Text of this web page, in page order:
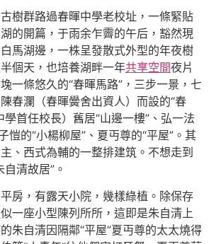
樹群路過春暉中學老校址，一條緊貼
的開篇，于雨余乍霽的午后，豁然現
馬湖邊，一株呈發散式外型的年夜樹
個天，也培養湖畔一年共享空間夜片
一條悠久的“春暉馬路”，三步一景，七
春瀾（春暉黌舍出資人）而設的“春
首任校長）舊居“山邊一樓”、弘一法
愷的“小楊柳屋”、夏丏尊的“平屋”。其
、西式為輔的一整排建筑。不想走到
清故居”。
房，有露天小院，幾樣綠植。除保存
一座小型陳列所所，這即是朱自清上
朱自清因隔鄰“平屋”夏丏尊的太太燒得